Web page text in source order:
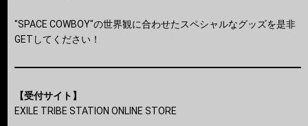
"SPACE COWBOY"の世界観に合わせたスペシャルなグッズを是非
GETしてください！
【受付サイト】
EXILE TRIBE STATION ONLINE STORE